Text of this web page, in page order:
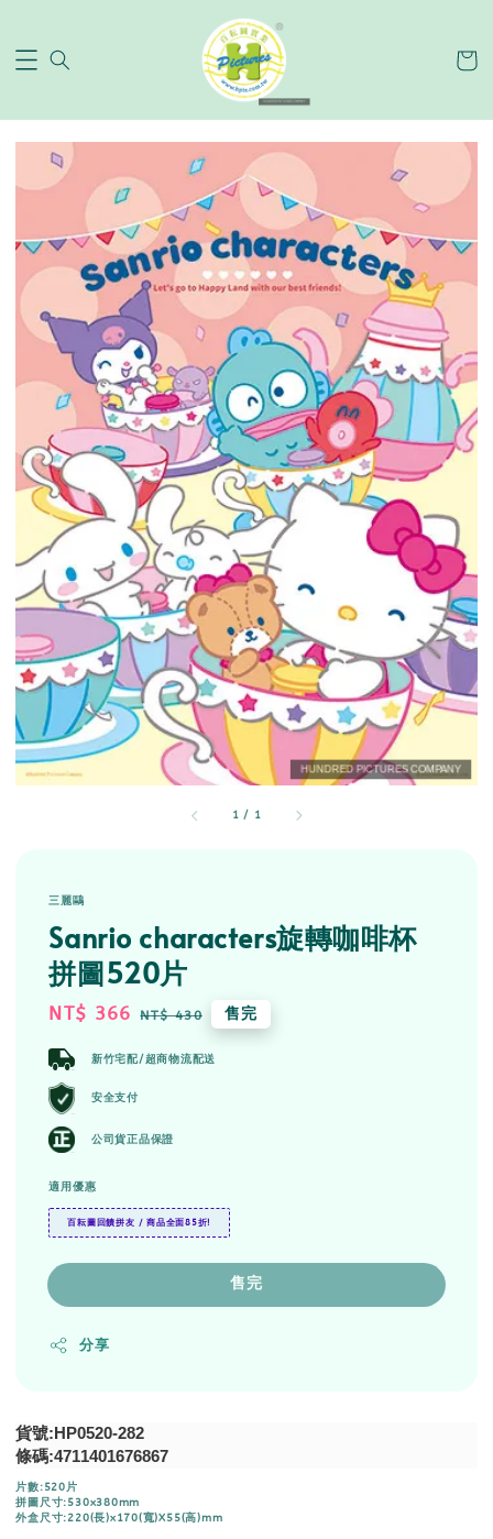
1 / 1
三麗鷗
Sanrio characters旋轉咖啡杯
拼圖520片
Sale
NT$ 366 Regular
NT$ 430 售完
新竹宅配/超商物流配送
安全支付
公司貨正品保證
適用優惠
百耘圖回饋拼友 / 商品全面85折!
售完
分享
貨號:HP0520-282
條碼:4711401676867
片數:520片
拼圖尺寸:530x380mm
外盒尺寸:220(長)x170(寬)X55(高)mm